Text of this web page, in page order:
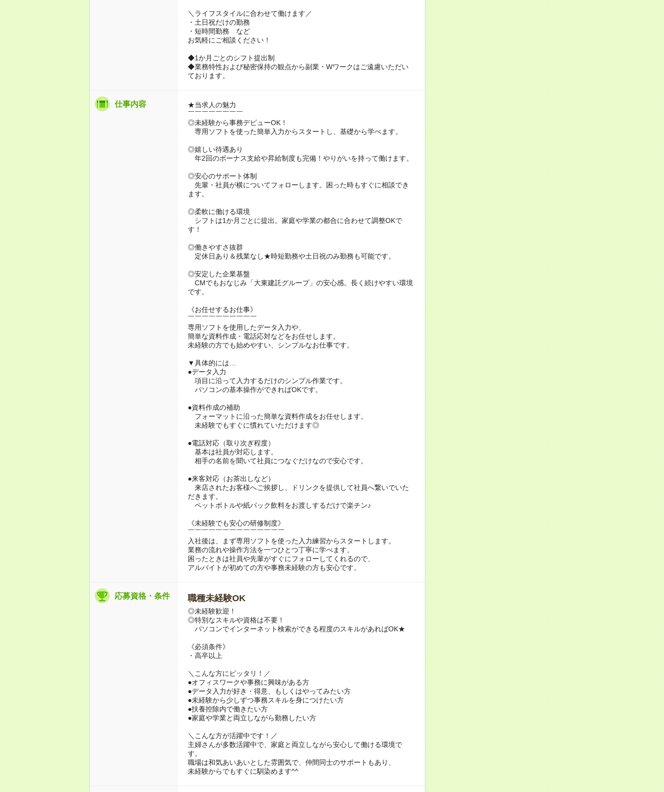
＼ライフスタイルに合わせて働けます／
・土日祝だけの勤務
・短時間勤務 など
お気軽にご相談ください！
◆1か月ごとのシフト提出制
◆業務特性および秘密保持の観点から副業・Wワークはご遠慮いただい
ております。
仕事内容
★当求人の魅力
￣￣￣￣￣￣￣￣
◎未経験から事務デビューOK！
専用ソフトを使った簡単入力からスタートし、基礎から学べます。
◎嬉しい待遇あり
年2回のボーナス支給や昇給制度も完備！やりがいを持って働けます。
◎安心のサポート体制
先輩・社員が横についてフォローします。困った時もすぐに相談でき
ます。
◎柔軟に働ける環境
シフトは1か月ごとに提出。家庭や学業の都合に合わせて調整OKで
す！
◎働きやすさ抜群
定休日あり＆残業なし★時短勤務や土日祝のみ勤務も可能です。
◎安定した企業基盤
CMでもおなじみ「大東建託グループ」の安心感。長く続けやすい環境
です。
《お任せするお仕事》
￣￣￣￣￣￣￣￣￣￣
専用ソフトを使用したデータ入力や、
簡単な資料作成・電話応対などをお任せします。
未経験の方でも始めやすい、シンプルなお仕事です。
▼具体的には…
●データ入力
項目に沿って入力するだけのシンプル作業です。
パソコンの基本操作ができればOKです。
●資料作成の補助
フォーマットに沿った簡単な資料作成をお任せします。
未経験でもすぐに慣れていただけます◎
●電話対応（取り次ぎ程度）
基本は社員が対応します。
相手の名前を聞いて社員につなぐだけなので安心です。
●来客対応（お茶出しなど）
来店されたお客様へご挨拶し、ドリンクを提供して社員へ繋いでいた
だきます。
ペットボトルや紙パック飲料をお渡しするだけで楽チン♪
《未経験でも安心の研修制度》
￣￣￣￣￣￣￣￣￣￣￣￣￣￣
入社後は、まず専用ソフトを使った入力練習からスタートします。
業務の流れや操作方法を一つひとつ丁寧に学べます。
困ったときは社員や先輩がすぐにフォローしてくれるので、
アルバイトが初めての方や事務未経験の方も安心です。
応募資格・条件 職種未経験OK
◎未経験歓迎！
◎特別なスキルや資格は不要！
パソコンでインターネット検索ができる程度のスキルがあればOK★
《必須条件》
・高卒以上
＼こんな方にピッタリ！／
●オフィスワークや事務に興味がある方
●データ入力が好き・得意、もしくはやってみたい方
●未経験から少しずつ事務スキルを身につけたい方
●扶養控除内で働きたい方
●家庭や学業と両立しながら勤務したい方
＼こんな方が活躍中です！／
主婦さんが多数活躍中で、家庭と両立しながら安心して働ける環境で
す。
職場は和気あいあいとした雰囲気で、仲間同士のサポートもあり、
未経験からでもすぐに馴染めます^^